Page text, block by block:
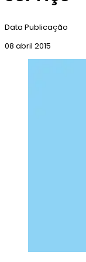
Data Publicação
08 abril 2015